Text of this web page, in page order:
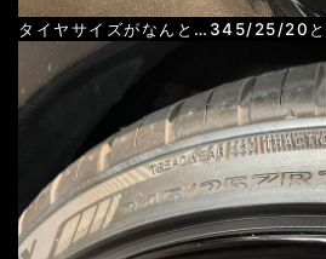
タイヤサイズがなんと…345/25/20